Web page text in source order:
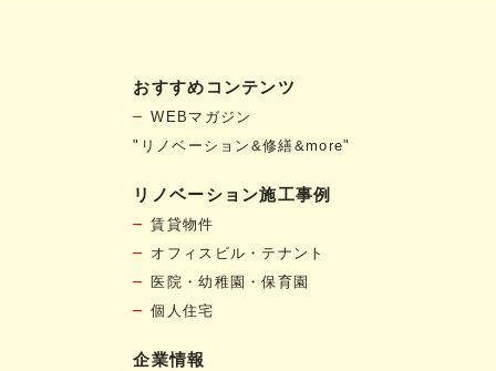
おすすめコンテンツ
WEBマガジン
"リノベーション&修繕&more"
リノベーション施工事例
賃貸物件
オフィスビル・テナント
医院・幼稚園・保育園
個人住宅
企業情報